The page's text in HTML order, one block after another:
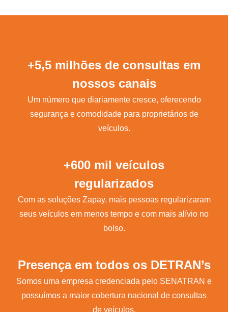
+5,5 milhões de consultas em
nossos canais
Um número que diariamente cresce, oferecendo
segurança e comodidade para proprietários de
veículos.
+600 mil veículos
regularizados
Com as soluções Zapay, mais pessoas regularizaram
seus veículos em menos tempo e com mais alívio no
bolso.
Presença em todos os DETRAN’s
Somos uma empresa credenciada pelo SENATRAN e
possuímos a maior cobertura nacional de consultas
de veículos.